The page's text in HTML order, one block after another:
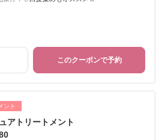
このクーポンで予約
ント
アトリートメント